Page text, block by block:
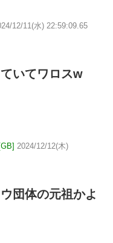
12/11(水) 22:59:09.65
いてワロスw
2024/12/12(木)
団体の元祖かよ